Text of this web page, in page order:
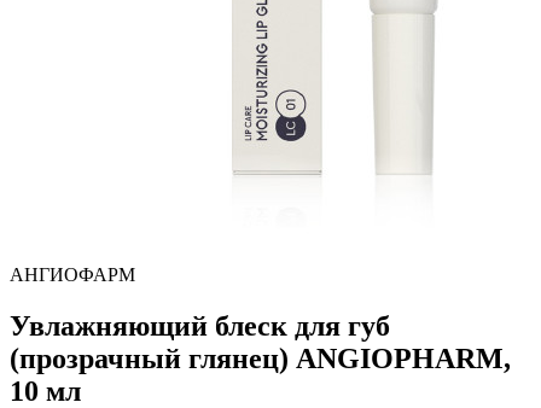
АНГИОФАРМ
Увлажняющий блеск для губ
(прозрачный глянец) ANGIOPHARM,
10 мл